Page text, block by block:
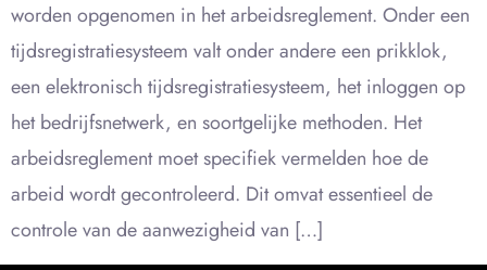
worden opgenomen in het arbeidsreglement. Onder een
tijdsregistratiesysteem valt onder andere een prikklok,
een elektronisch tijdsregistratiesysteem, het inloggen op
het bedrijfsnetwerk, en soortgelijke methoden. Het
arbeidsreglement moet specifiek vermelden hoe de
arbeid wordt gecontroleerd. Dit omvat essentieel de
controle van de aanwezigheid van […]